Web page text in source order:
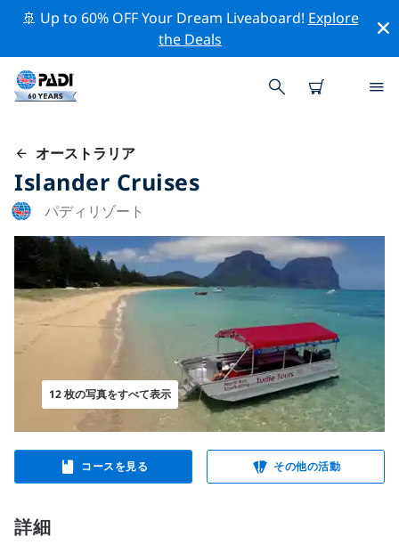
🚢 Up to 60% OFF Your Dream Liveaboard! Explore
the Deals
オーストラリア
Islander Cruises
パディリゾート
12 枚の写真をすべて表示
コースを見る その他の活動
詳細